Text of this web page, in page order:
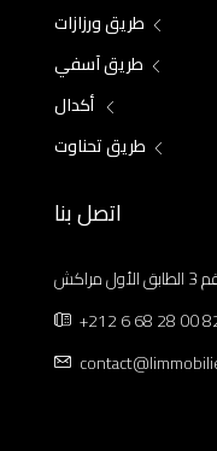
طريق ورزازات
طريق آسفي
أكدال
طريق تحناوت
اتصل بنا
+212 6 68 28 00